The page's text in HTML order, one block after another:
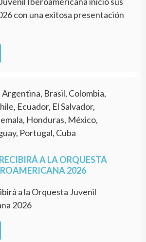
con una exitosa presentación
Argentina, Brasil, Colombia,
Ecuador, El Salvador,
Honduras, México,
Portugal, Cuba
A LA ORQUESTA
2026
a la Orquesta Juvenil
2026